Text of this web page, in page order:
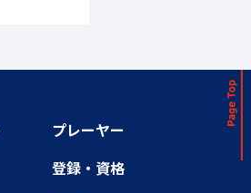
プレーヤー
登録・資格